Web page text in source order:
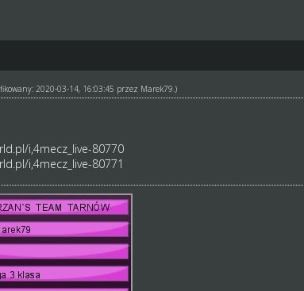
2020-03-14, 16:03:45 przez Marek79 .)
i,4mecz_live-80770
i,4mecz_live-80771